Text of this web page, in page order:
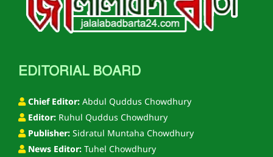
EDITORIAL BOARD
Chief Editor: Abdul Quddus Chowdhury
Editor: Ruhul Quddus Chowdhury
Publisher: Sidratul Muntaha Chowdhury
News Editor: Tuhel Chowdhury